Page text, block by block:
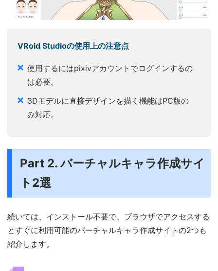
VRoid Studioの使用上の注意点
使用するにはpixivアカウントでログインするの
は必要。
3Dモデルに直接デザインを描く機能はPC版の
み対応。
Part 2. バーチャルキャラ作成サイ
ト2選
続いては、インストール不要で、ブラウザでアクセスする
とすぐに利用可能のバーチャルキャラ作成サイトの2つも
紹介します。